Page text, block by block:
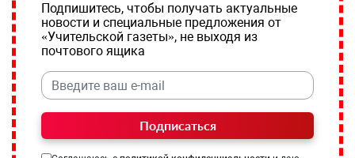
Подпишитесь, чтобы получать актуальные
новости и специальные предложения от
«Учительской газеты», не выходя из
почтового ящика
Подписаться